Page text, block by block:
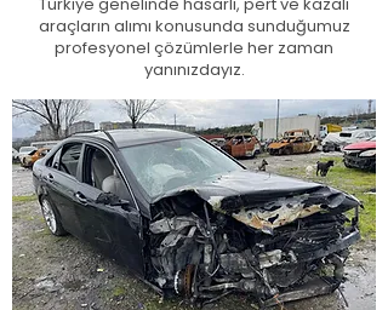
araçların alımı konusunda sunduğumuz
profesyonel çözümlerle her zaman
yanınızdayız.